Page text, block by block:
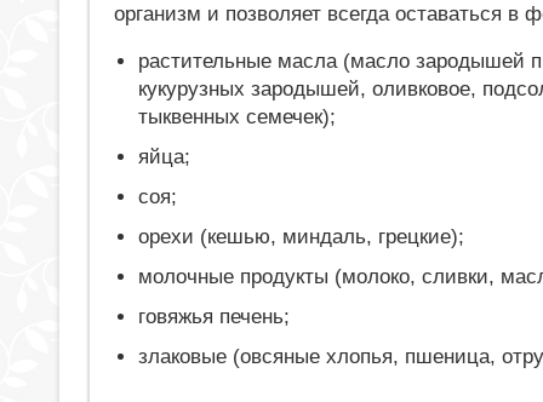
организм и позволяет всегда оставаться в
растительные масла (масло зародышей
кукурузных зародышей, оливковое,
тыквенных семечек);
яйца;
соя;
орехи (кешью, миндаль, грецкие);
молочные продукты (молоко, сливки,
говяжья печень;
злаковые (овсяные хлопья, пшеница,